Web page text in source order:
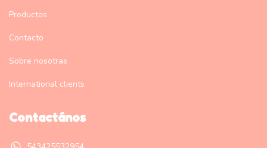
Productos
Contacto
Sobre nosotras
International clients
Contactános